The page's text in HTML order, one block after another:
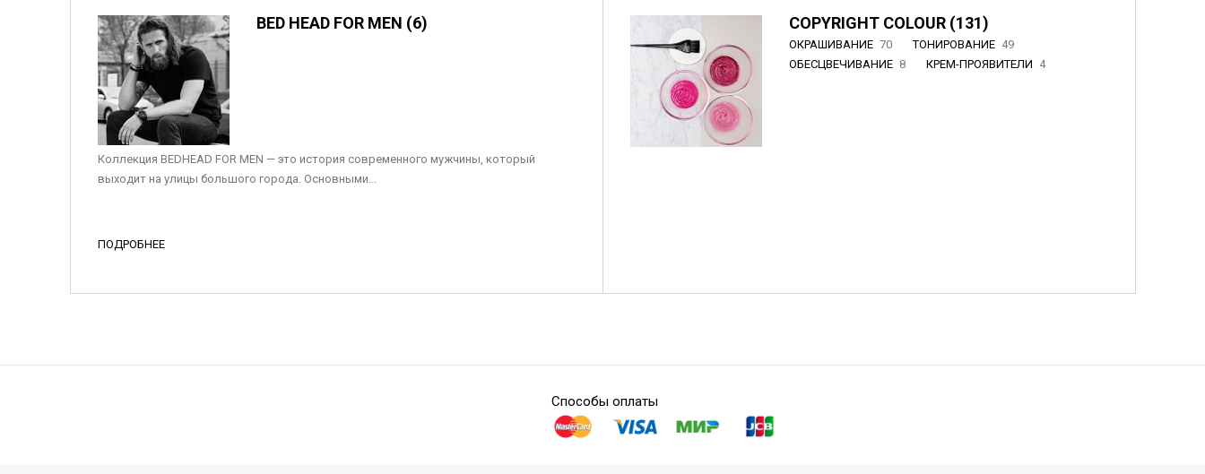
BED HEAD FOR MEN (6)
Коллекция BEDHEAD FOR MEN — это история современного мужчины, который
выходит на улицы большого города. Основными...
ПОДРОБНЕЕ
COPYRIGHT COLOUR (131)
ОКРАШИВАНИЕ 70 ТОНИРОВАНИЕ 49
ОБЕСЦВЕЧИВАНИЕ 8 КРЕМ-ПРОЯВИТЕЛИ 4
Способы оплаты